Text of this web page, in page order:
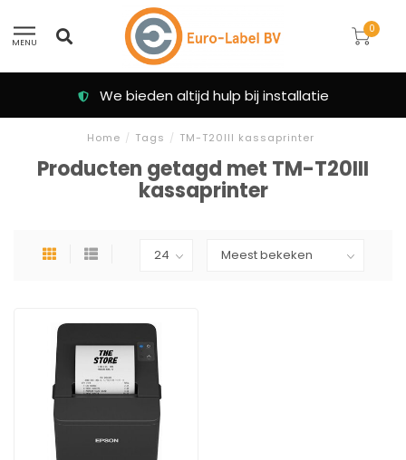
MENU
0
We bieden altijd hulp bij installatie
Home / Tags / TM-T20III kassaprinter
Producten getagd met TM-T20III
kassaprinter